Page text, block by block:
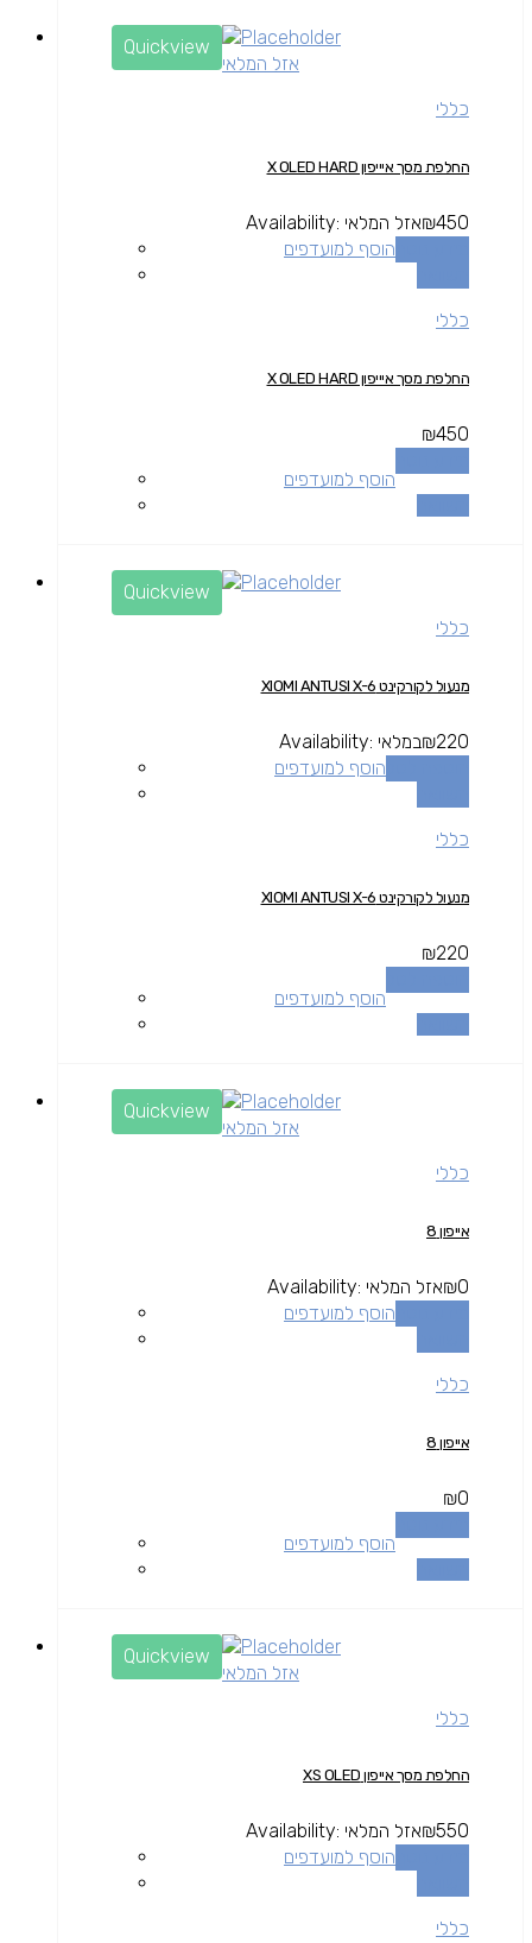
Quickview
אזל המלאי
כללי
החלפת מסך איייפון X OLED HARD
₪450
Availability: אזל המלאי
הוסף למועדפים
כללי
החלפת מסך איייפון X OLED HARD
₪450
הוסף למועדפים
Quickview
כללי
מנעול לקורקינט XIOMI ANTUSI X-6
₪220
Availability: במלאי
הוסף למועדפים
כללי
מנעול לקורקינט XIOMI ANTUSI X-6
₪220
הוסף למועדפים
Quickview
אזל המלאי
כללי
אייפון 8
₪0
Availability: אזל המלאי
הוסף למועדפים
כללי
אייפון 8
₪0
הוסף למועדפים
Quickview
אזל המלאי
כללי
החלפת מסך אייפון XS OLED
₪550
Availability: אזל המלאי
הוסף למועדפים
כללי